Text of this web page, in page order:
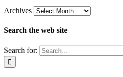
Archives
Search the web site
Search for: